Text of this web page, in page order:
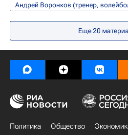
Андрей Воронков (тренер,
Волейбол
Уралочка-НТМК
Локомотив
Материалы РИА Спорт
Авторы РИА Новости Спорт
Ксения Парубец
Николай
Еще20
Политика Общество